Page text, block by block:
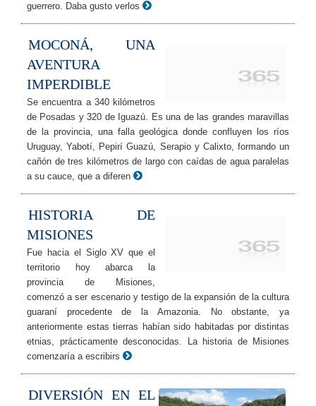
guerrero. Daba gusto verlos
MOCONÁ, UNA
AVENTURA
IMPERDIBLE
Se encuentra a 340 kilómetros
de Posadas y 320 de Iguazú. Es una de las grandes maravillas
de la provincia, una falla geológica donde confluyen los ríos
Uruguay, Yabotí, Pepirí Guazú, Serapio y Calixto, formando un
cañón de tres kilómetros de largo con caídas de agua paralelas
a su cauce, que a diferen
HISTORIA DE
MISIONES
Fue hacia el Siglo XV que el
territorio hoy abarca la
provincia de Misiones,
comenzó a ser escenario y testigo de la expansión de la cultura
guaraní procedente de la Amazonia. No obstante, ya
anteriormente estas tierras habían sido habitadas por distintas
etnias, prácticamente desconocidas. La historia de Misiones
comenzaría a escribirs
DIVERSIÓN EN EL